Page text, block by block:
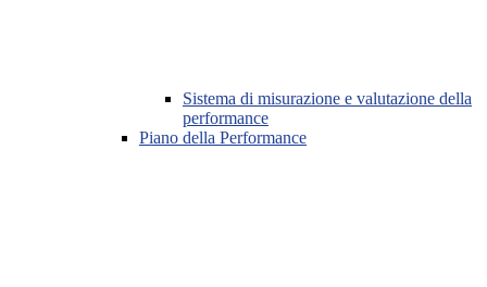
Sistema di misurazione e valutazione della
performance
Piano della Performance